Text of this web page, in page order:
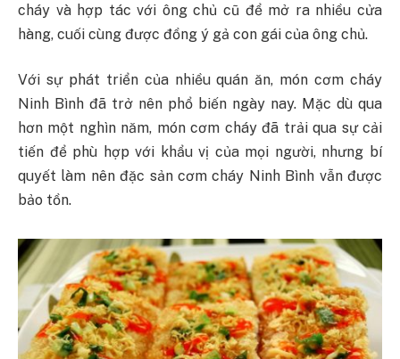
cháy và hợp tác với ông chủ cũ để mở ra nhiều cửa
hàng, cuối cùng được đồng ý gả con gái của ông chủ.
Với sự phát triển của nhiều quán ăn, món cơm cháy
Ninh Bình đã trở nên phổ biến ngày nay. Mặc dù qua
hơn một nghìn năm, món cơm cháy đã trải qua sự cải
tiến để phù hợp với khẩu vị của mọi người, nhưng bí
quyết làm nên đặc sản cơm cháy Ninh Bình vẫn được
bảo tồn.